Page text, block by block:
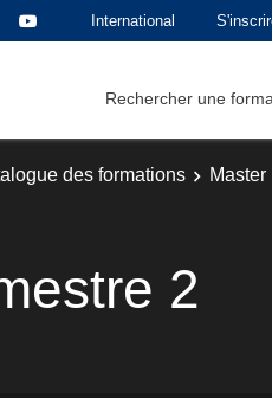
International
Rechercher une
des formations Master
2